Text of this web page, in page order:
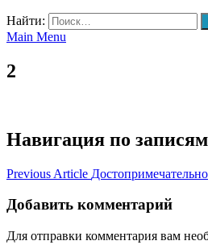
Найти:
Main Menu
2
Навигация по записям
Previous Article
Добавить комментарий
Для отправки комментария вам